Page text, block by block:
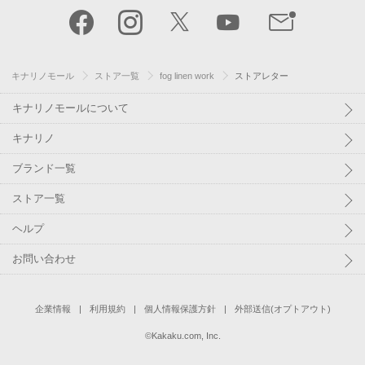
キナリノモール ストア一覧 fog linen work ストアレター
キナリノモールについて
キナリノ
ブランド一覧
ストア一覧
ヘルプ
お問い合わせ
企業情報 利用規約 個人情報保護方針 外部送信(オプトアウト)
©Kakaku.com, Inc.